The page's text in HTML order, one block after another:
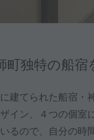
KAMIMURA
町独特の船
建てられた船宿・
イン、４つの個室
るので、自分の時